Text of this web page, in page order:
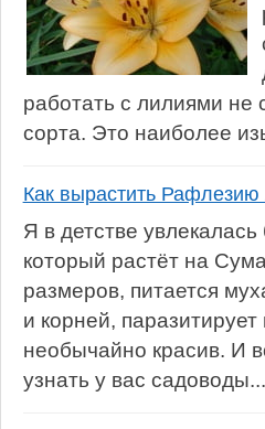
работать с лилиями не
сорта. Это наиболее
Как вырастить
Я в детстве
который растёт на
размеров, питается
и корней,
необычайно красив. И
узнать у вас садоводы...